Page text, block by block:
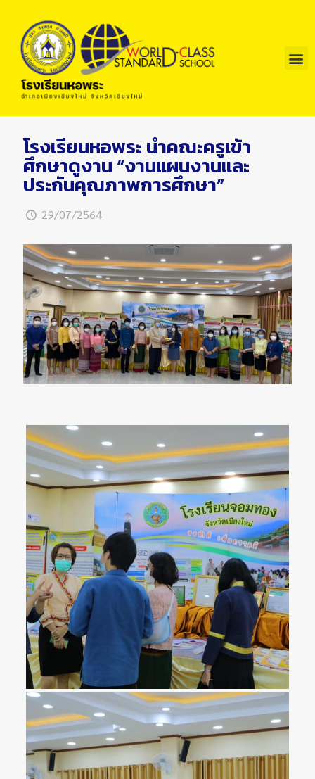
โรงเรียนหอพระ นำคณะครูเข้า
ศึกษาดูงาน “งานแผนงานและ
ประกันคุณภาพการศึกษา”
29/07/2564